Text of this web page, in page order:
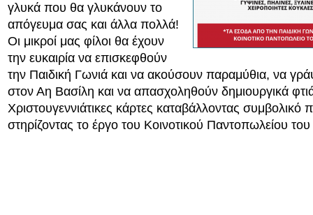
γλυκά που θα γλυκάνουν το
απόγευμα σας και άλλα πολλά!
Οι μικροί μας φίλοι θα έχουν
την ευκαιρία να επισκεφθούν
την Παιδική Γωνιά και να ακούσουν παραμύθια, να
στον Αη Βασίλη και να απασχοληθούν δημιουργικά
Χριστουγεννιάτικες κάρτες καταβάλλοντας συμβολικό
στηρίζοντας το έργο του Κοινοτικού Παντοπωλείου